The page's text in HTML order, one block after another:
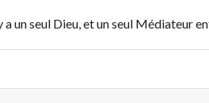
a un seul Dieu, et un seul Médiateur